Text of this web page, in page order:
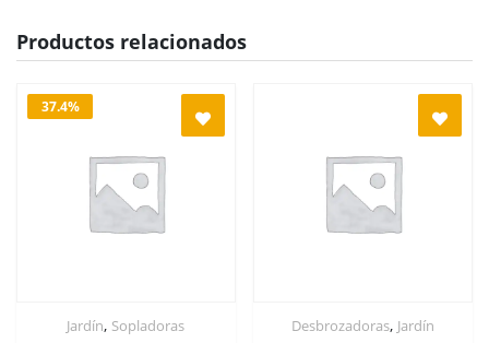
Productos relacionados
37.4%
Jardín, Sopladoras Desbrozadoras, Jardín